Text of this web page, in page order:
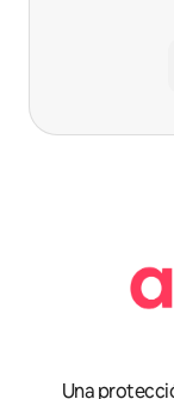
Una